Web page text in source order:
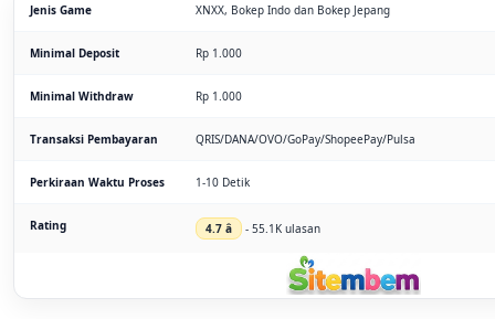
Jenis Game XNXX, Bokep Indo dan Bokep Jepang
Minimal Deposit Rp 1.000
Minimal Withdraw Rp 1.000
Transaksi Pembayaran QRIS/DANA/OVO/GoPay/ShopeePay/Pulsa
Perkiraan Waktu Proses 1-10 Detik
Rating 4.7 â­ - 55.1K ulasan